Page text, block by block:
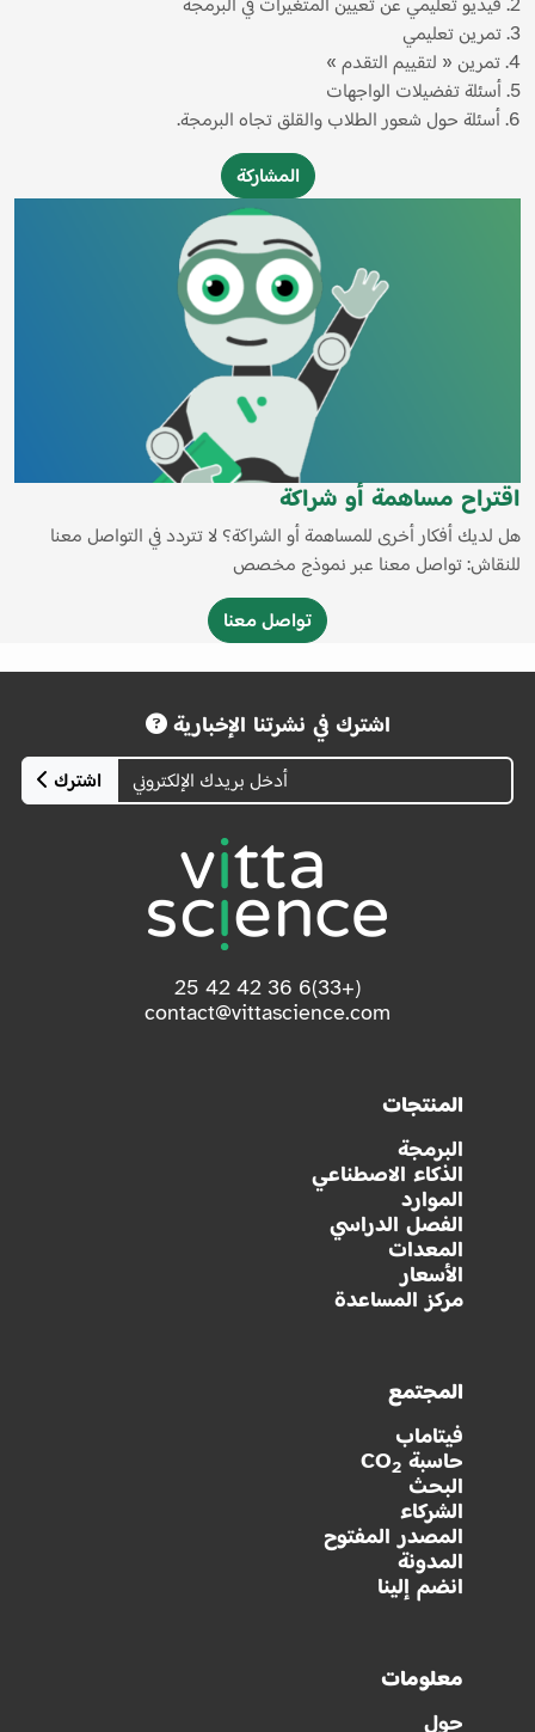
3. تمرين تعليمي
4. تمرين « لتقييم التقدم »
5. أسئلة تفضيلات الواجهات
6. أسئلة حول شعور الطلاب والقلق تجاه البرمجة.
المشاركة
اقتراح مساهمة أو شراكة
هل لديك أفكار أخرى للمساهمة أو الشراكة؟ لا تتردد في التواصل معنا
للنقاش: تواصل معنا عبر نموذج مخصص
تواصل معنا
اشترك في نشرتنا الإخبارية
اشترك
(+33)6 36 42 42 25
contact@vittascience.com
المنتجات
البرمجة
الذكاء الاصطناعي
الموارد
الفصل الدراسي
المعدات
الأسعار
مركز المساعدة
المجتمع
فيتاماب
حاسبة CO 2
البحث
الشركاء
المصدر المفتوح
المدونة
انضم إلينا
معلومات
حول